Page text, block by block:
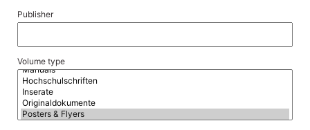
Publisher
Volume type